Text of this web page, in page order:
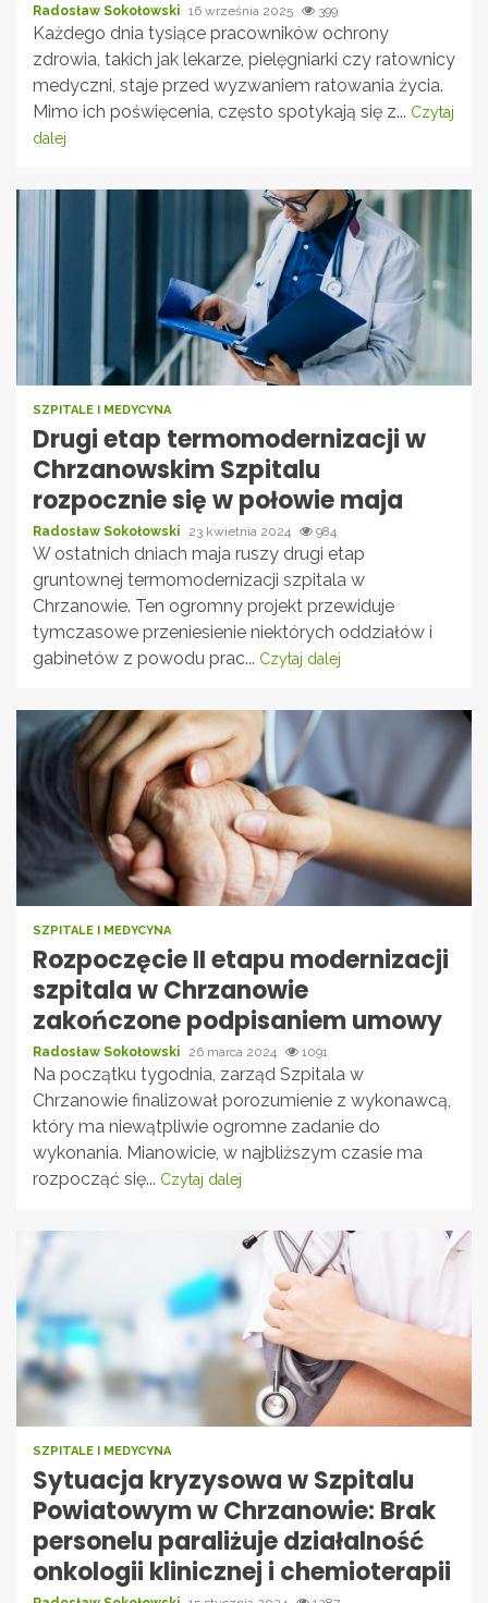
Radosław Sokołowski 16 września 2025 399
Każdego dnia tysiące pracowników ochrony
zdrowia, takich jak lekarze, pielęgniarki czy ratownicy
medyczni, staje przed wyzwaniem ratowania życia.
Mimo ich poświęcenia, często spotykają się z... Czytaj
dalej
SZPITALE I MEDYCYNA
Drugi etap termomodernizacji w
Chrzanowskim Szpitalu
rozpocznie się w połowie maja
Radosław Sokołowski 23 kwietnia 2024 984
W ostatnich dniach maja ruszy drugi etap
gruntownej termomodernizacji szpitala w
Chrzanowie. Ten ogromny projekt przewiduje
tymczasowe przeniesienie niektórych oddziałów i
gabinetów z powodu prac... Czytaj dalej
SZPITALE I MEDYCYNA
Rozpoczęcie II etapu modernizacji
szpitala w Chrzanowie
zakończone podpisaniem umowy
Radosław Sokołowski 26 marca 2024 1091
Na początku tygodnia, zarząd Szpitala w
Chrzanowie finalizował porozumienie z wykonawcą,
który ma niewątpliwie ogromne zadanie do
wykonania. Mianowicie, w najbliższym czasie ma
rozpocząć się... Czytaj dalej
SZPITALE I MEDYCYNA
Sytuacja kryzysowa w Szpitalu
Powiatowym w Chrzanowie: Brak
personelu paraliżuje działalność
onkologii klinicznej i chemioterapii